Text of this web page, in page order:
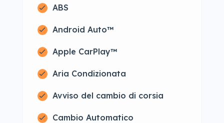
ABS
Android Auto™
Apple CarPlay™
Aria Condizionata
Avviso del cambio di corsia
Cambio Automatico